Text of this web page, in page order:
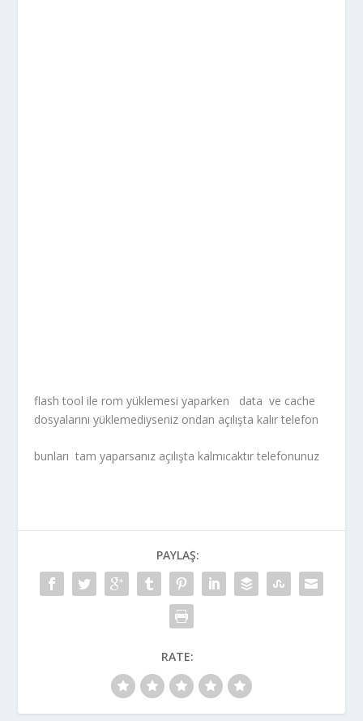
flash tool ile rom yüklemesi yaparken data ve cache
dosyalarını yüklemediyseniz ondan açılışta kalır telefon
bunları tam yaparsanız açılışta kalmıcaktır telefonunuz
PAYLAŞ:
RATE: